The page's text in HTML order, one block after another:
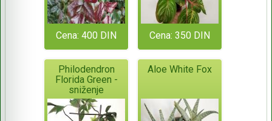
Cena: 400 DIN Cena: 350 DIN
Philodendron
Florida Green -
sniženje
Aloe White Fox